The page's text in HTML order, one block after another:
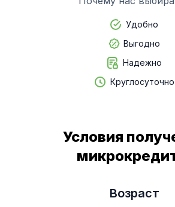
Удобно
Выгодно
Надежно
Круглосуточно
Условия
Возраст